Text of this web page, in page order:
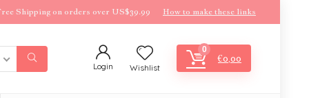
Shipping on orders over US$39.99 How to make these links
Login Wishlist
0
€0,00